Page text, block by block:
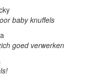
baby knuffels
goed verwerken